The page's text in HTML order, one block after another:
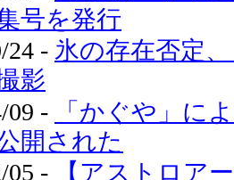
号を発行
24 - 氷の存在否定
影
09 -
「かぐや」に
開された
05 -
【アストロア